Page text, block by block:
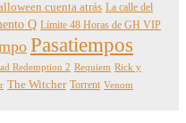
cuenta atrás La calle del
Q Límite 48 Horas de GH VIP
Pasatiempos
Redemption 2 Requiem Rick y
The Witcher Torrent Venom